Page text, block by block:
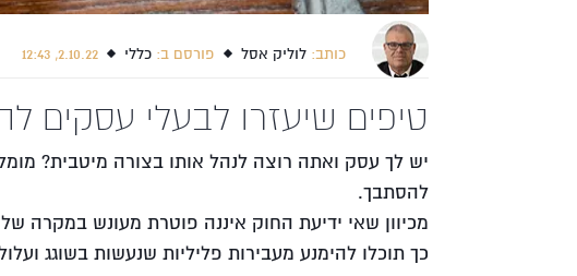
כותב: לוליק אסל פורסם ב: כללי
טיפים שיעזרו לבעלי עסקים
יש לך עסק ואתה רוצה לנהל אותו בצורה מיטבית?
להסתבך.
מכיוון שאי ידיעת החוק איננה פוטרת מעונש במקרה
כך תוכלו להימנע מעבירות פליליות שנעשות בשוגג